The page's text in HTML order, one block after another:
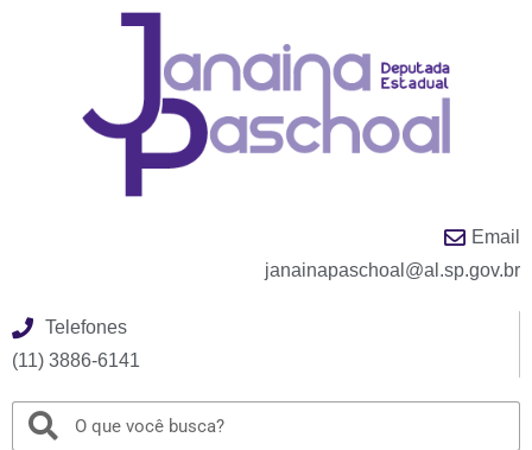
Email
janainapaschoal@al.sp.gov.br
Telefones
(11) 3886-6141